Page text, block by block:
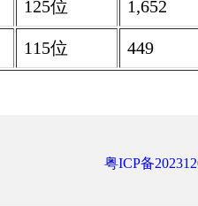
125位 1,652
115位 449
粤ICP备